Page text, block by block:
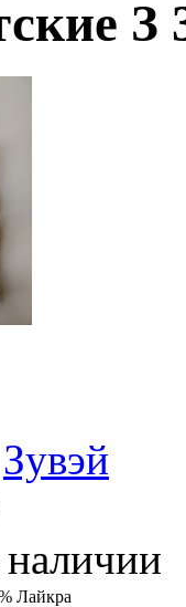
З
Зувэй
Лайкра